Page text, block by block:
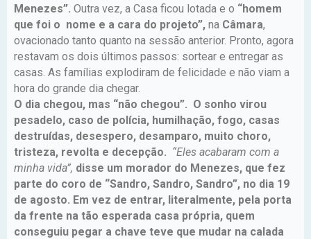
Menezes”. Outra vez, a Casa ficou lotada e o “homem
que foi o nome e a cara do projeto”, na Câmara,
ovacionado tanto quanto na sessão anterior. Pronto, agora
restavam os dois últimos passos: sortear e entregar as
casas. As famílias explodiram de felicidade e não viam a
hora do grande dia chegar.
O dia chegou, mas “não chegou”. O sonho virou
pesadelo, caso de polícia, humilhação, fogo, casas
destruídas, desespero, desamparo, muito choro,
tristeza, revolta e decepção. “Eles acabaram com a
minha vida”, disse um morador do Menezes, que fez
parte do coro de “Sandro, Sandro, Sandro”, no dia 19
de agosto. Em vez de entrar, literalmente, pela porta
da frente na tão esperada casa própria, quem
conseguiu pegar a chave teve que mudar na calada